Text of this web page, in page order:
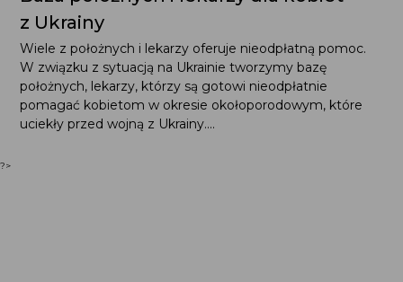
z Ukrainy
Wiele z położnych i lekarzy oferuje nieodpłatną pomoc.
W związku z sytuacją na Ukrainie tworzymy bazę
położnych, lekarzy, którzy są gotowi nieodpłatnie
pomagać kobietom w okresie okołoporodowym, które
uciekły przed wojną z Ukrainy....
?>